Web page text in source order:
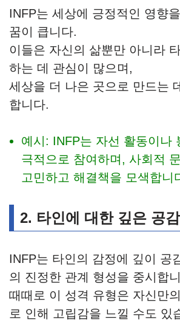
INFP는 세상에 긍정적인 영향
꿈이 큽니다.
이들은 자신의 삶뿐만 아니라
하는 데 관심이 많으며,
세상을 더 나은 곳으로 만드는
합니다.
예시: INFP는 자선 활동이나
극적으로 참여하며, 사회적
고민하고 해결책을 모색합니
2. 타인에 대한 깊은 공
INFP는 타인의 감정에 깊이 공
의 진정한 관계 형성을 중시합
때때로 이 성격 유형은 자신만
로 인해 고립감을 느낄 수도 있